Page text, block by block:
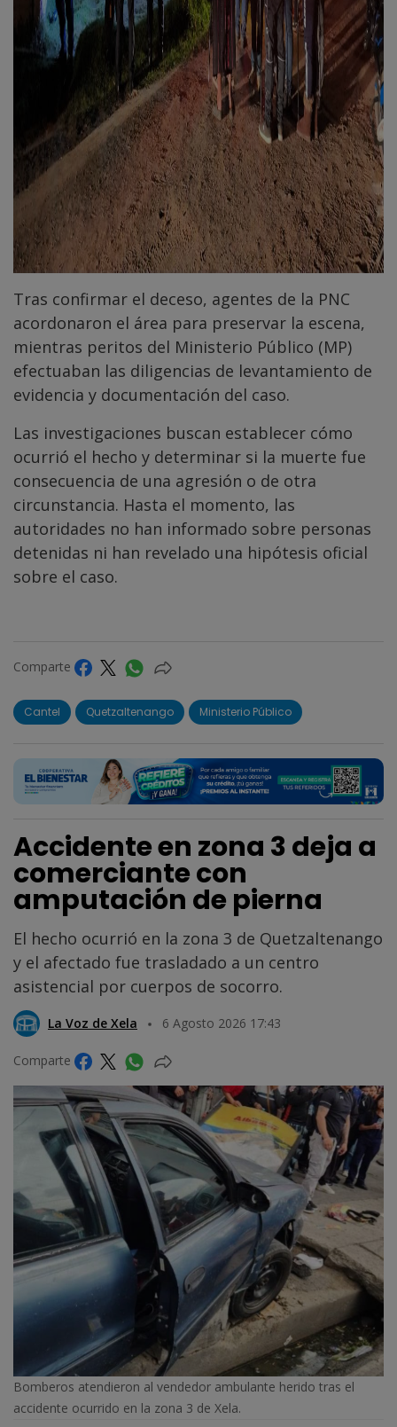
Tras confirmar el deceso, agentes de la PNC
acordonaron el área para preservar la escena,
mientras peritos del Ministerio Público (MP)
efectuaban las diligencias de levantamiento de
evidencia y documentación del caso.
Las investigaciones buscan establecer cómo
ocurrió el hecho y determinar si la muerte fue
consecuencia de una agresión o de otra
circunstancia. Hasta el momento, las
autoridades no han informado sobre personas
detenidas ni han revelado una hipótesis oficial
sobre el caso.
Comparte
Cantel Quetzaltenango Ministerio Público
Accidente en zona 3 deja a
comerciante con
amputación de pierna
El hecho ocurrió en la zona 3 de Quetzaltenango
y el afectado fue trasladado a un centro
asistencial por cuerpos de socorro.
La Voz de Xela 6 Agosto 2026 17:43
Comparte
Bomberos atendieron al vendedor ambulante herido tras el
accidente ocurrido en la zona 3 de Xela.